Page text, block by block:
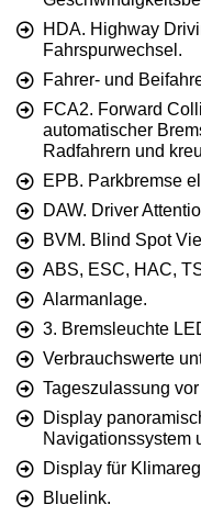
HDA. Highway
Fahrspurwechsel.
Fahrer- und
FCA2. Forward
automatischer
Radfahrern und
EPB. Parkbremse
DAW. Driver
BVM. Blind Spot
ABS, ESC, HAC,
Alarmanlage.
3. Bremsleuchte
Verbrauchswerte
Tageszulassung
Display
Navigationssystem
Display für
Bluelink.